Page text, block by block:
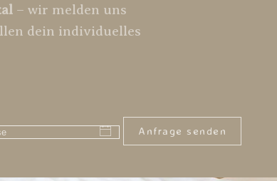
– wir melden uns
dein individuelles
Anfrage senden